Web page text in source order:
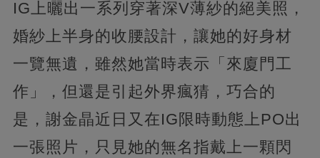
IG上曬出一系列穿著深V薄紗的絕美照，
婚紗上半身的收腰設計，讓她的好身材
一覽無遺，雖然她當時表示「來廈門工
作」，但還是引起外界瘋猜，巧合的
是，謝金晶近日又在IG限時動態上PO出
一張照片，只見她的無名指戴上一顆閃